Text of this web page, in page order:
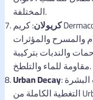
المختلفة.
كريولان: كريم Dermacolor Camouflage Creme من Kryolan هو خافي
والمسرح والمؤثرات
والندبات بتركيبة
مقاومة للماء والتلطخ.
Urban Decay: خافي عيوب البشرة All Nighter المقاوم للماء ذو ​​
التغطية الكاملة من Urban Decay معروف بلمسته النهائية غير اللامعة